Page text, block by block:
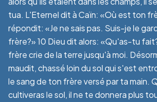
tua. L'Eternel dit à Caïn: «Où est ton
répondit: «Je ne sais pas. Suis-je le
frère?» 10 Dieu dit alors: «Qu'as-tu
frère crie de la terre jusqu'à moi.
maudit, chassé loin du sol qui s'est
le sang de ton frère versé par ta main.
cultiveras le sol, il ne te donnera plus